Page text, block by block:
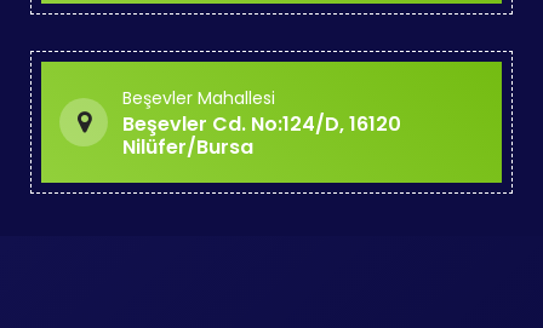
Beşevler Mahallesi
Beşevler Cd. No:124/D, 16120
Nilüfer/Bursa